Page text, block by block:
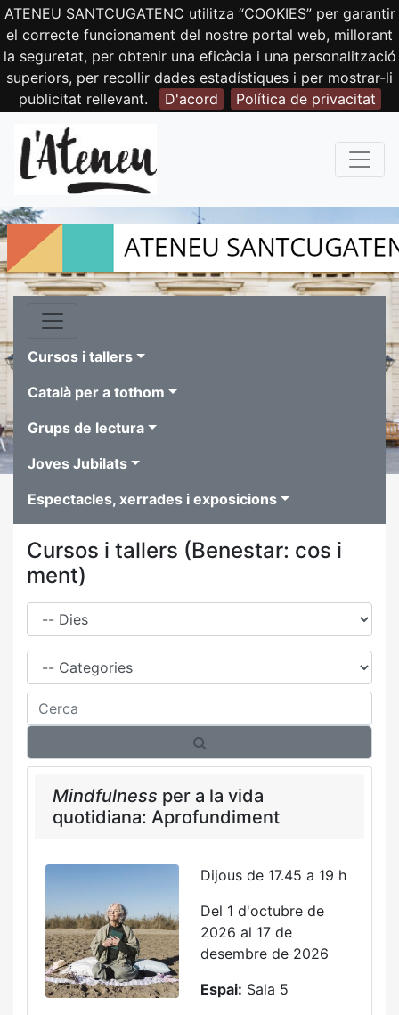
ATENEU SANTCUGATENC utilitza “COOKIES” per garantir
el correcte funcionament del nostre portal web, millorant
la seguretat, per obtenir una eficàcia i una personalització
superiors, per recollir dades estadístiques i per mostrar-li
publicitat rellevant.
D'acord Política de privacitat
Cursos i tallers
Català per a tothom
Grups de lectura
Joves Jubilats
Espectacles, xerrades i exposicions
Cursos i tallers (Benestar: cos i
ment)
Dies
Família
Cerca
Mindfulness per a la vida
quotidiana: Aprofundiment
Dijous de 17.45 a 19 h
Del 1 d'octubre de
2026 al 17 de
desembre de 2026
Espai: Sala 5